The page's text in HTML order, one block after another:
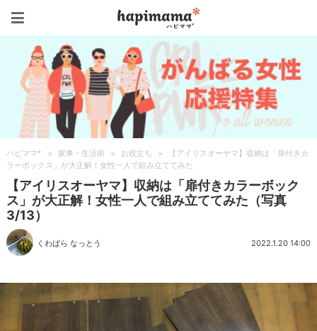
ハピママ* > 家事・生活術 > お役立ち >
【アイリスオーヤマ】収納は「扉付きカ
ラーボックス」が大正解！女性一人で組み立ててみた
【アイリスオーヤマ】収納は「扉付きカラーボック
ス」が大正解！女性一人で組み立ててみた（写真
3/13）
くわばら なっとう 2022.1.20 14:00